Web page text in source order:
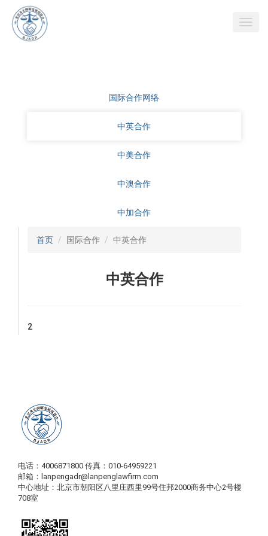
国际合作网络
中英合作
中美合作
中澳合作
中加合作
首页 国际合作 中英合作
中英合作
2
电话：4006871800 传真：010-64959221
邮箱：lanpengadr@lanpenglawfirm.com
中心地址：北京市朝阳区八里庄西里99号住邦2000商务中心2号楼
708室